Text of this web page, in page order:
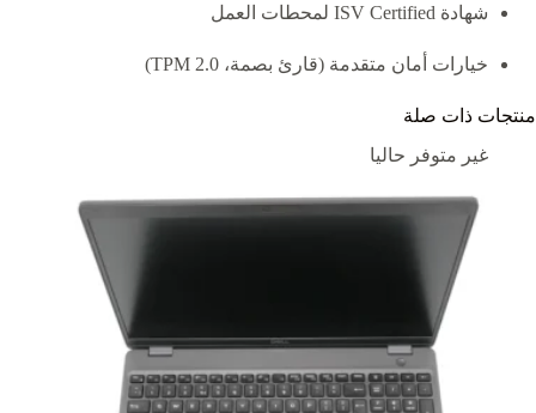
شهادة ISV Certified لمحطات العمل
خيارات أمان متقدمة (قارئ بصمة، TPM 2.0)
منتجات ذات صلة
غير متوفر حاليا